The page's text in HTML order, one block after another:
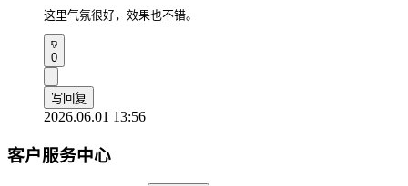
这里气氛很好，效果也不错。
0
写回复
2026.06.01 13:56
客户服务中心